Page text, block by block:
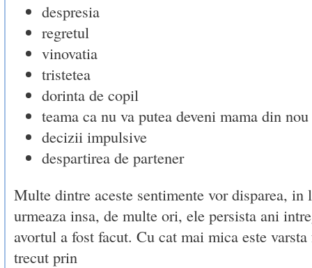
despresia
regretul
vinovatia
tristetea
dorinta de copil
teama ca nu va putea deveni mama din nou
decizii impulsive
despartirea de partener
Multe dintre aceste sentimente vor disparea, in
urmeaza insa, de multe ori, ele persista ani
avortul a fost facut. Cu cat mai mica este varsta
trecut prin